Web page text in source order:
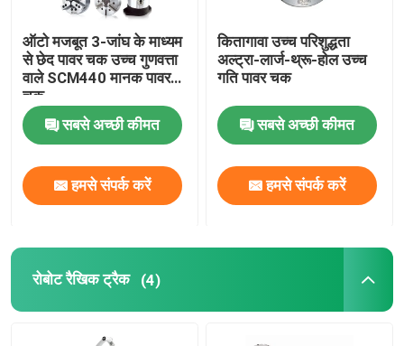
ऑटो मजबूत 3-जांघ के माध्यम
से छेद पावर चक उच्च गुणवत्ता
वाले SCM440 मानक पावर
चक
सबसे अच्छी कीमत
हमसे संपर्क करें
कितागावा उच्च परिशुद्धता
अल्ट्रा-लार्ज-थ्रू-होल उच्च
गति पावर चक
सबसे अच्छी कीमत
हमसे संपर्क करें
रोबोट रैखिक ट्रैक (4)